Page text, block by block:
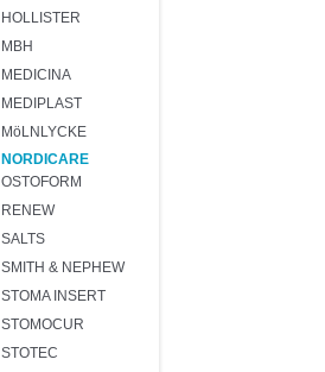
HOLLISTER
MBH
MEDICINA
MEDIPLAST
MöLNLYCKE
NORDICARE
OSTOFORM
RENEW
SALTS
SMITH & NEPHEW
STOMA INSERT
STOMOCUR
STOTEC